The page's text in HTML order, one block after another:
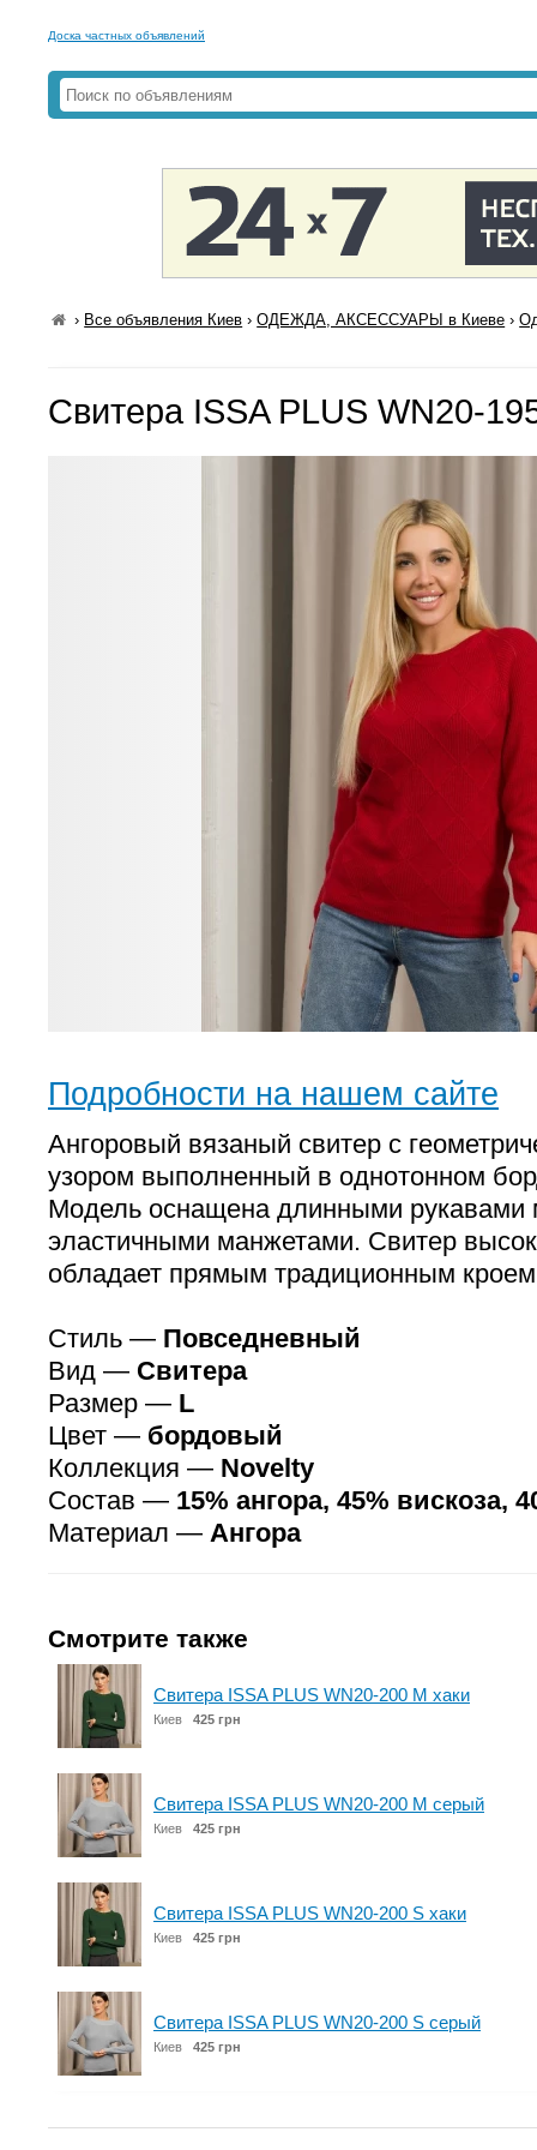
Доска частных объявлений
› Все объявления Киев ›ОДЕЖДА, АКСЕССУАРЫ в Киеве ›
Свитера ISSA PLUS WN20-
Подробности на нашем сайте
Ангоровый вязаный свитер с
узором выполненный в однотонном
Модель оснащена длинными рукавами
эластичными манжетами. Свитер
обладает прямым традиционным
Стиль — Повседневный
Вид — Свитера
Размер — L
Цвет — бордовый
Коллекция — Novelty
Состав — 15% ангора, 45% вискоза,
Материал — Ангора
Смотрите также
Свитера ISSA PLUS WN20-200 M хаки
Киев 425 грн
Свитера ISSA PLUS WN20-200 M серый
Киев 425 грн
Свитера ISSA PLUS WN20-200 S хаки
Киев 425 грн
Свитера ISSA PLUS WN20-200 S серый
Киев 425 грн